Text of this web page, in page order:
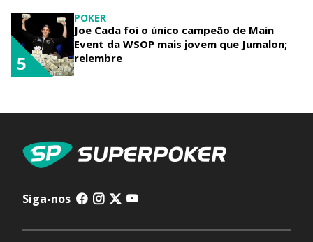
POKER
Joe Cada foi o único campeão de Main
Event da WSOP mais jovem que Jumalon;
relembre
5
Siga-nos